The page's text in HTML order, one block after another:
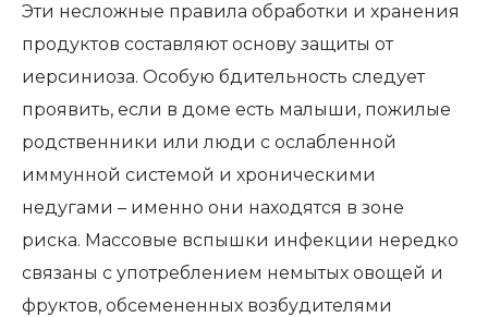
Эти несложные правила обработки и хранения
продуктов составляют основу защиты от
иерсиниоза. Особую бдительность следует
проявить, если в доме есть малыши, пожилые
родственники или люди с ослабленной
иммунной системой и хроническими
недугами – именно они находятся в зоне
риска. Массовые вспышки инфекции нередко
связаны с употреблением немытых овощей и
фруктов, обсемененных возбудителями